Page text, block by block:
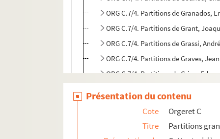
ORG C.7/4. Partitions de Granados,
ORG C.7/4. Partitions de Grant,
ORG C.7/4. Partitions de Grassi,
ORG C.7/4. Partitions de Graves,
ORG C.7/4. Partitions de Grieg,
Présentation du contenu
Cote
Orgeret C
Titre
Partitions